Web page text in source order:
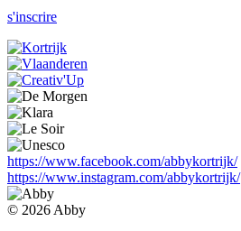
s'inscrire
https://www.facebook.com/abbykortrijk/
https://www.instagram.com/abbykortrijk/
© 2026 Abby